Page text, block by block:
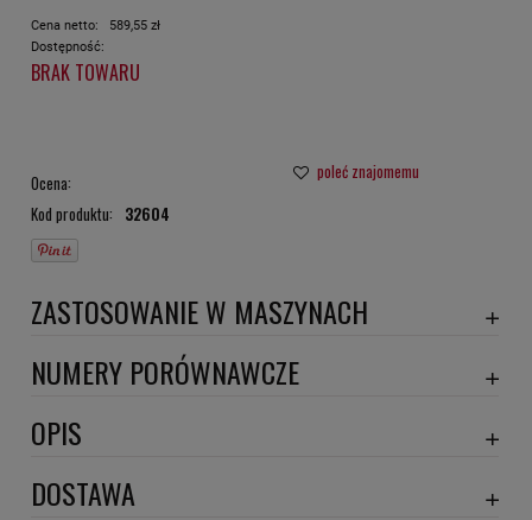
Cena netto:
589,55 zł
Dostępność:
BRAK TOWARU
Ocena:
Kod produktu: 32604
poleć znajomemu
ZASTOSOWANIE W MASZYNACH
CREPELLE
NUMERY PORÓWNAWCZE
OT1016,
OPIS
Wymiary:
DOSTAWA